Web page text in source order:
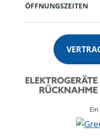
ÖFFNUNGSZEITEN